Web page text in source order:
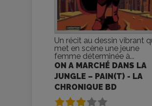
Un récit au dessin vibrant
met en scène une jeune
femme déterminée à...
ON A MARCHÉ DANS LA
JUNGLE – PAIN(T) - LA
CHRONIQUE BD